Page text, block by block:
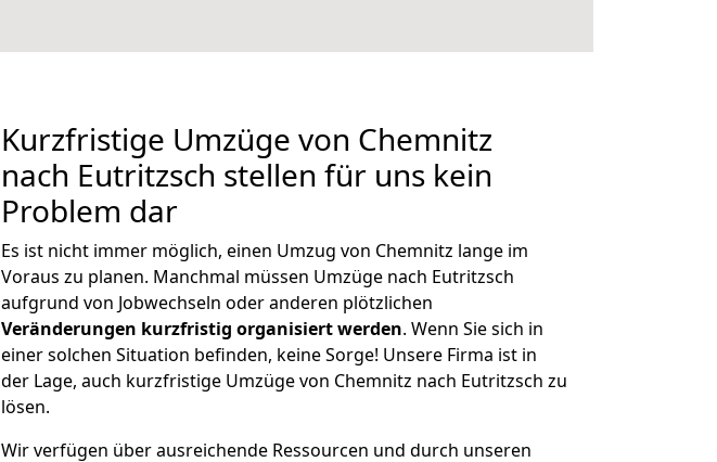
Kurzfristige Umzüge von Chemnitz
nach Eutritzsch stellen für uns kein
Problem dar
Es ist nicht immer möglich, einen Umzug von Chemnitz lange im
Voraus zu planen. Manchmal müssen Umzüge nach Eutritzsch
aufgrund von Jobwechseln oder anderen plötzlichen
Veränderungen kurzfristig organisiert werden. Wenn Sie sich in
einer solchen Situation befinden, keine Sorge! Unsere Firma ist in
der Lage, auch kurzfristige Umzüge von Chemnitz nach Eutritzsch zu
lösen.
Wir verfügen über ausreichende Ressourcen und durch unseren